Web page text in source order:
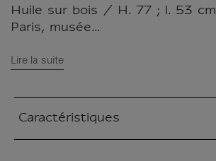
Huile sur bois / H. 77 ; l. 53 cm
Paris, musée...
Lire la suite
Caractéristiques